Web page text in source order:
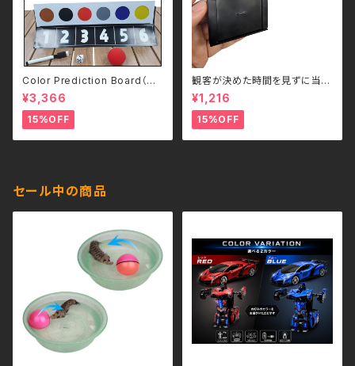
Color Prediction Board（カ
ラー予言ボード）- 日本語補足
解説書付き
¥3,366
15%OFF
観客が決めた時間を見ずに当て
る - Guess the Time
¥1,216
15%OFF
セール中の商品